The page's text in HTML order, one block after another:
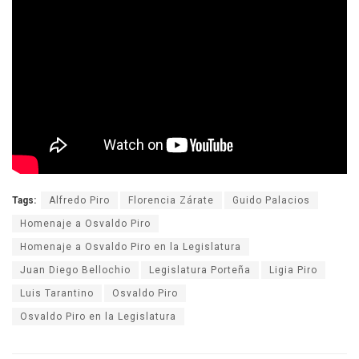
Tags: Alfredo Piro Florencia Zárate Guido Palacios
Homenaje a Osvaldo Piro
Homenaje a Osvaldo Piro en la Legislatura
Juan Diego Bellochio Legislatura Porteña Ligia Piro
Luis Tarantino Osvaldo Piro
Osvaldo Piro en la Legislatura